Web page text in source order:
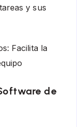
y sus
Facilita la
de